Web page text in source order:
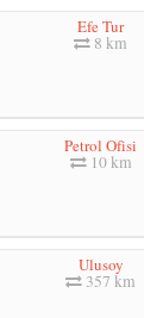
Efe Tur
8 km
Petrol Ofisi
10 km
Ulusoy
357 km